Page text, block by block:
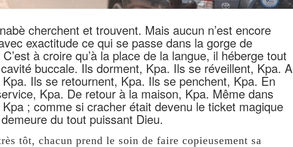
cherchent et trouvent. Mais aucun n’est encore
exactitude ce qui se passe dans la gorge de
à croire qu’à la place de la langue, il héberge tout
buccale. Ils dorment, Kpa. Ils se réveillent, Kpa. A
Ils se retournent, Kpa. Ils se penchent, Kpa. En
Kpa. De retour à la maison, Kpa. Même dans
; comme si cracher était devenu le ticket magique
du tout puissant Dieu.
tôt, chacun prend le soin de faire copieusement sa